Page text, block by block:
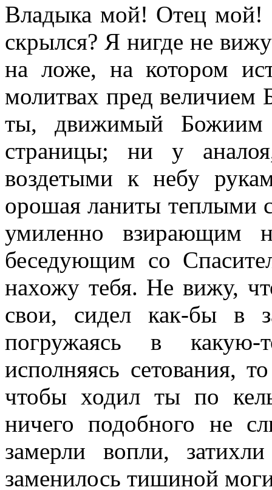
Владыка мой! Отец мой!
скрылся? Я нигде не
на ложе, на котором
молитвах пред величием
ты, движимый Божиим
страницы; ни у
воздетыми к небу
орошая ланиты теплыми
умиленно взирающим
беседующим со
нахожу тебя. Не вижу,
свои, сидел как-бы в
погружаясь в
исполняясь сетования,
чтобы ходил ты по
ничего подобного не
замерли вопли,
заменилось тишиной